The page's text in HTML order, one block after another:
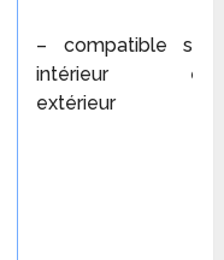
– compatible sol
intérieur et
extérieur